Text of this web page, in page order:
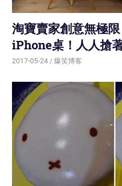
淘寶賣家創意無極
iPhone桌！人人搶
2017-05-24 爆笑博客